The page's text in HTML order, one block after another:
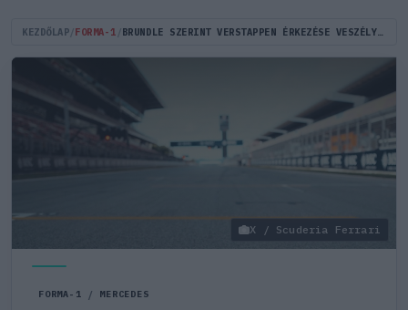
KEZDŐLAP FORMA-1 BRUNDLE SZERINT VERSTAPPEN ÉRKEZÉSE VESZÉLYEZTETHETI RUSSELL MERCEDES-KARRIERJÉT
X / Scuderia Ferrari
FORMA-1 / MERCEDES